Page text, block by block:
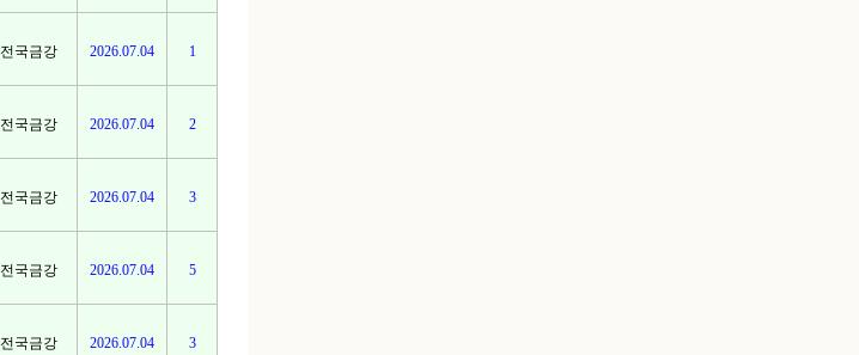
전국금강 2026.07.04 1
전국금강 2026.07.04 2
전국금강 2026.07.04 3
전국금강 2026.07.04 5
전국금강 2026.07.04 3